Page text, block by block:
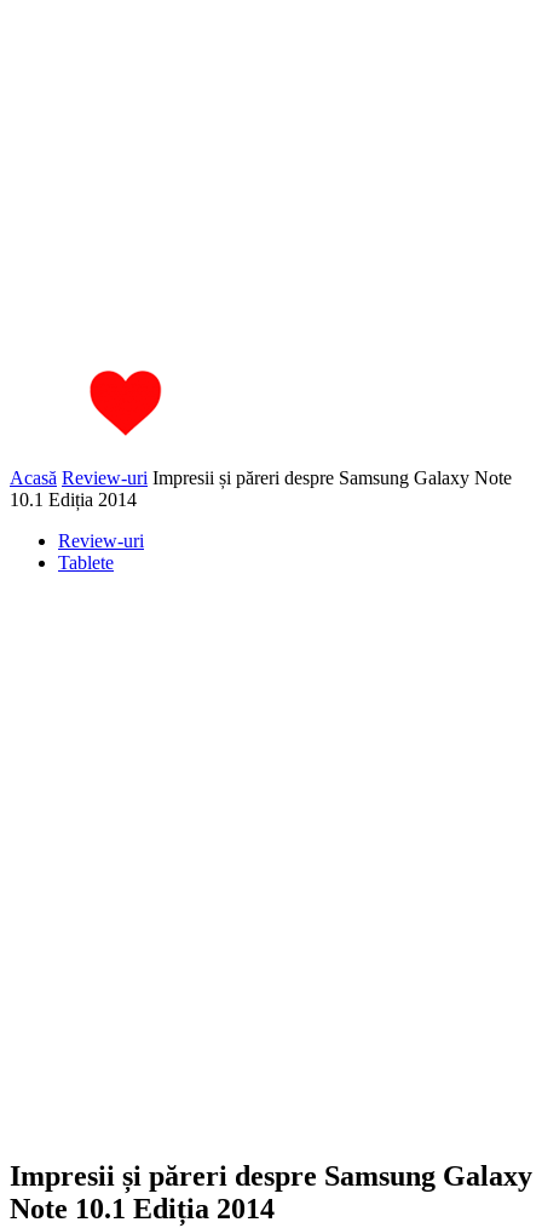
Acasă Review-uri Impresii și păreri despre Samsung Galaxy Note
10.1 Ediția 2014
Review-uri
Tablete
Impresii și păreri despre Samsung Galaxy
Note 10.1 Ediția 2014